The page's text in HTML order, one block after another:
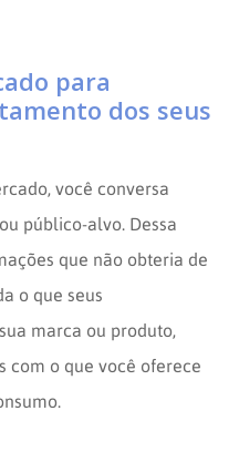
para
dos seus
você conversa
público-alvo. Dessa
que não obteria de
o que seus
marca ou produto,
com o que você oferece